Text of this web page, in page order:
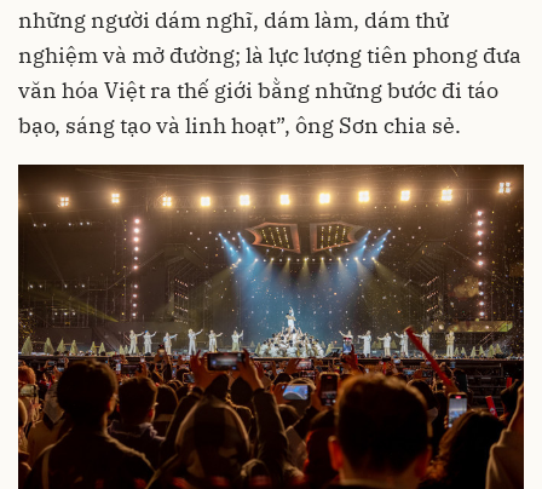
những người dám nghĩ, dám làm, dám thử
nghiệm và mở đường; là lực lượng tiên phong đưa
văn hóa Việt ra thế giới bằng những bước đi táo
bạo, sáng tạo và linh hoạt”, ông Sơn chia sẻ.